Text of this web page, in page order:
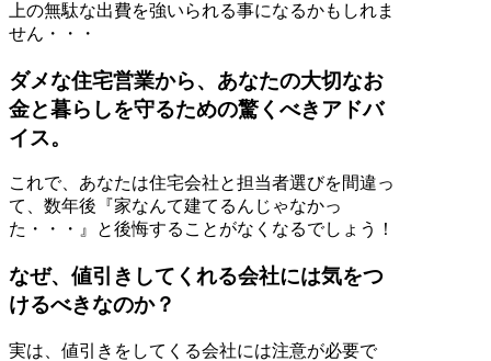
上の無駄な出費を強いられる事になるかもしれま
せん・・・
ダメな住宅営業から、あなたの大切なお
金と暮らしを守るための驚くべきアドバ
イス。
これで、あなたは住宅会社と担当者選びを間違っ
て、数年後『家なんて建てるんじゃなかっ
た・・・』と後悔することがなくなるでしょう！
なぜ、値引きしてくれる会社には気をつ
けるべきなのか？
実は、値引きをしてくる会社には注意が必要で